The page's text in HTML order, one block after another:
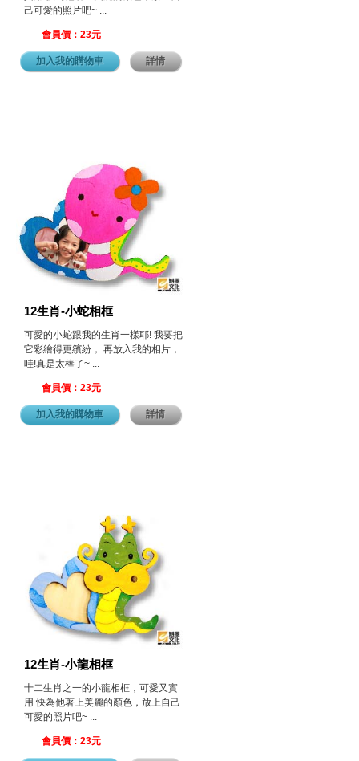
己可愛的照片吧~ ...
會員價：23元
加入我的購物車 詳情
12生肖-小蛇相框
可愛的小蛇跟我的生肖一樣耶! 我要把
它彩繪得更繽紛， 再放入我的相片，
哇!真是太棒了~ ...
會員價：23元
加入我的購物車 詳情
12生肖-小龍相框
十二生肖之一的小龍相框，可愛又實
用 快為他著上美麗的顏色，放上自己
可愛的照片吧~ ...
會員價：23元